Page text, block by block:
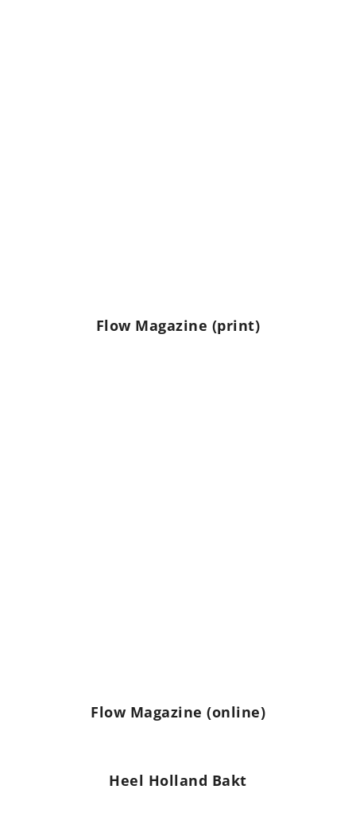
Flow Magazine (print)
Flow Magazine (online)
Heel Holland Bakt